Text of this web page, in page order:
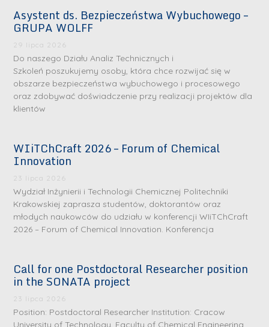
Asystent ds. Bezpieczeństwa Wybuchowego –
GRUPA WOLFF
29 lipca 2026
Do naszego Działu Analiz Technicznych i
Szkoleń poszukujemy osoby, która chce rozwijać się w
obszarze bezpieczeństwa wybuchowego i procesowego
oraz zdobywać doświadczenie przy realizacji projektów dla
klientów
WIiTChCraft 2026 – Forum of Chemical
Innovation
23 lipca 2026
Wydział Inżynierii i Technologii Chemicznej Politechniki
Krakowskiej zaprasza studentów, doktorantów oraz
młodych naukowców do udziału w konferencji WIiTChCraft
2026 – Forum of Chemical Innovation. Konferencja
Call for one Postdoctoral Researcher position
in the SONATA project
23 lipca 2026
Position: Postdoctoral Researcher Institution: Cracow